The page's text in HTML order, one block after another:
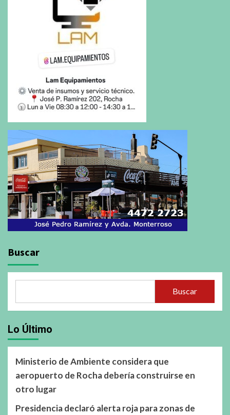
Buscar
Buscar
Lo Último
Ministerio de Ambiente considera que
aeropuerto de Rocha debería construirse en
otro lugar
Presidencia declaró alerta roja para zonas de